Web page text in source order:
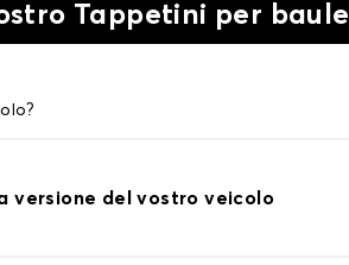
Tappetini per baule
versione del vostro veicolo